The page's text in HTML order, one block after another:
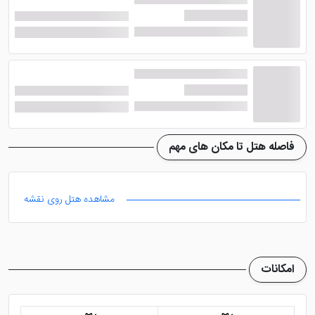
امکانات هتل کروان پلازا دبی
اگر دنبال اقامتی لوکس در تور دبی هستید، رزرو این هتل
انتخابی درست برای شما است. چرا که امکانات هتل کروان
پلازا دبی بسیار کامل و عالی در نظر گرفته شده اند می
توانند حتی شما را بی نیاز از خارج شدن از هتل کند. حال در
ادامه مطلب به معرفی کامل مهم ترین امکانات هتل می
اینگونه اطمینان بیشتری را از رزرو خود خواهید داشت.
به عنوان مثال از جمله امکانات مهم
Dubai Hotel ، می توان به سالن همایش با پیشرفته ترین
فاصله هتل تا مکان های مهم
مشاهده هتل روی نقشه
امکانات